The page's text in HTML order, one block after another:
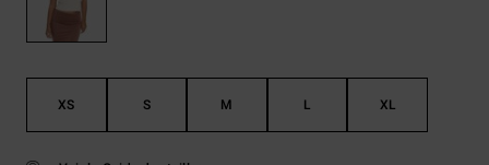
XS S M L XL